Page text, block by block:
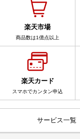
楽天市場
商品数は1億点以上
楽天カード
スマホでカンタン申込
サービス一覧